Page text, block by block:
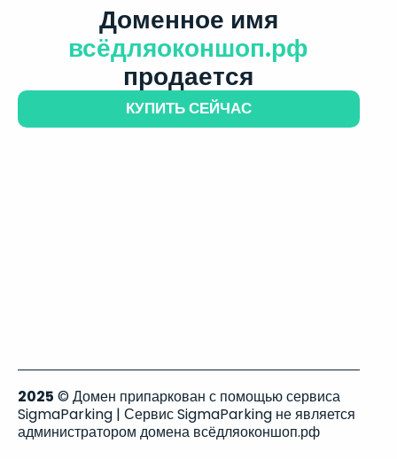
Доменное имя
всёдляоконшоп.рф
продается
КУПИТЬ СЕЙЧАС
2025 © Домен припаркован с помощью сервиса
SigmaParking | Сервис SigmaParking не является
администратором домена всёдляоконшоп.рф